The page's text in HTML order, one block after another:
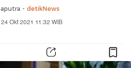
- detikNews
Okt 2021 11:32 WIB